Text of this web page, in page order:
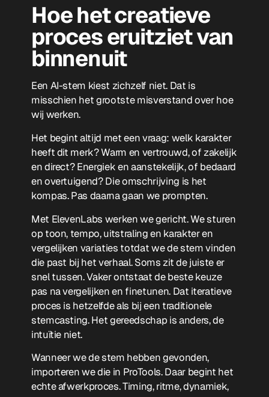
Hoe het creatieve
proces eruitziet van
binnenuit
Een AI-stem kiest zichzelf niet. Dat is
misschien het grootste misverstand over hoe
wij werken.
Het begint altijd met een vraag: welk karakter
heeft dit merk? Warm en vertrouwd, of zakelijk
en direct? Energiek en aanstekelijk, of bedaard
en overtuigend? Die omschrijving is het
kompas. Pas daarna gaan we prompten.
Met ElevenLabs werken we gericht. We sturen
op toon, tempo, uitstraling en karakter en
vergelijken variaties totdat we de stem vinden
die past bij het verhaal. Soms zit de juiste er
snel tussen. Vaker ontstaat de beste keuze
pas na vergelijken en finetunen. Dat iteratieve
proces is hetzelfde als bij een traditionele
stemcasting. Het gereedschap is anders, de
intuïtie niet.
Wanneer we de stem hebben gevonden,
importeren we die in ProTools. Daar begint het
echte afwerkproces. Timing, ritme, dynamiek,